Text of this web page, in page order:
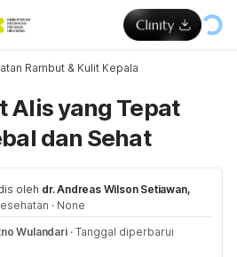
Rambut & Kulit Kepala
Alis yang Tepat
dan Sehat
oleh dr. Andreas Wilson Setiawan,
· None
Wulandari · Tanggal diperbarui